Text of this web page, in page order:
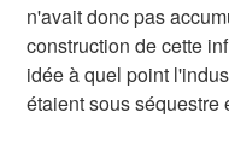
n'avait donc pas
construction de cette
idée à quel point
étaient sous séquestre